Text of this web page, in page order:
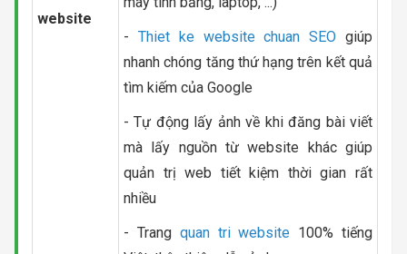
website
- Thiet ke website chuan SEO giúp
nhanh chóng tăng thứ hạng trên kết quả
tìm kiếm của Google
- Tự động lấy ảnh về khi đăng bài viết
mà lấy nguồn từ website khác giúp
quản trị web tiết kiệm thời gian rất
nhiều
- Trang quan tri website 100% tiếng